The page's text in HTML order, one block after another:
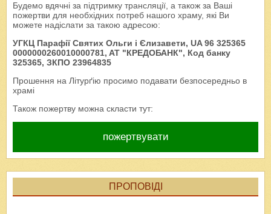
Будемо вдячні за підтримку трансляції, а також за Ваші
пожертви для необхідних потреб нашого храму, які Ви
можете надіслати за такою адресою:
УГКЦ Парафії Святих Ольги і Єлизавети, UA 96 325365
0000000260010000781, AT "КРЕДОБАНК", Код банку
325365, ЗКПО 23964835
Прошення на Літурґію просимо подавати безпосередньо в
храмі
Також пожертву можна скласти тут:
пожертвувати
ПРОПОВІДІ